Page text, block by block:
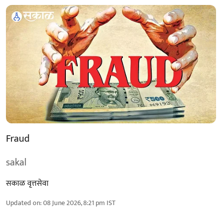
Fraud
sakal
सकाळ वृत्तसेवा
Updated on:08 June 2026, 8:21 pm IST